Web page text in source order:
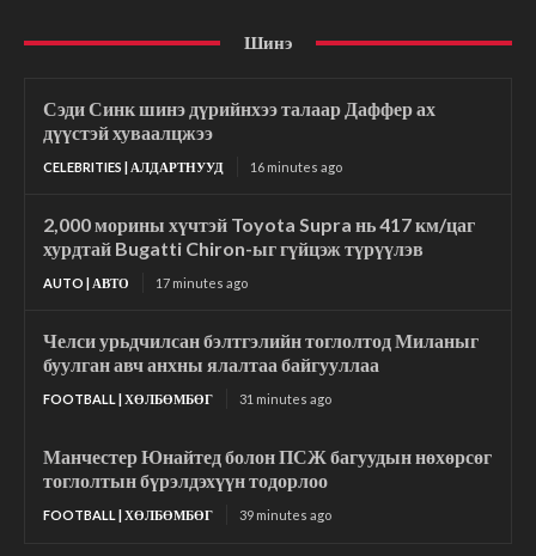
Шинэ
Сэди Синк шинэ дүрийнхээ талаар Даффер ах
дүүстэй хуваалцжээ
CELEBRITIES | АЛДАРТНУУД 16 minutes ago
2,000 морины хүчтэй Toyota Supra нь 417 км/цаг
хурдтай Bugatti Chiron-ыг гүйцэж түрүүлэв
AUTO | АВТО 17 minutes ago
Челси урьдчилсан бэлтгэлийн тоглолтод Миланыг
буулган авч анхны ялалтаа байгууллаа
FOOTBALL | ХӨЛБӨМБӨГ 31 minutes ago
Манчестер Юнайтед болон ПСЖ багуудын нөхөрсөг
тоглолтын бүрэлдэхүүн тодорлоо
FOOTBALL | ХӨЛБӨМБӨГ 39 minutes ago